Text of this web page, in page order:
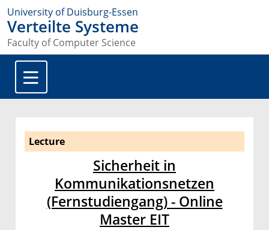
University of Duisburg-Essen
Verteilte Systeme
Faculty of Computer Science
Lecture
Sicherheit in
Kommunikationsnetzen
(Fernstudiengang) - Online
Master EIT